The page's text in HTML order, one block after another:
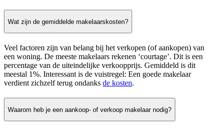
Wat zijn de gemiddelde makelaarskosten?
Veel factoren zijn van belang bij het verkopen (of aankopen) van
een woning. De meeste makelaars rekenen ‘courtage’. Dit is een
percentage van de uiteindelijke verkoopprijs. Gemiddeld is dit
meestal 1%. Interessant is de vuistregel: Een goede makelaar
verdient zichzelf terug ondanks de kosten.
Waarom heb je een aankoop- of verkoop makelaar nodig?